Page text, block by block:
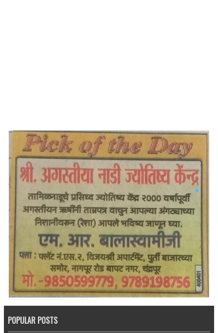
POPULAR POSTS